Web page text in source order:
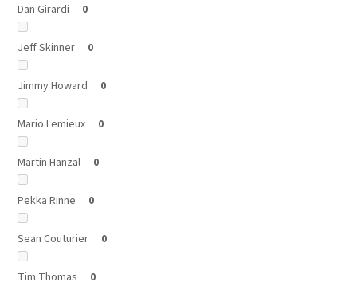
Dan Girardi 0
Jeff Skinner 0
Jimmy Howard 0
Mario Lemieux 0
Martin Hanzal 0
Pekka Rinne 0
Sean Couturier 0
Tim Thomas 0